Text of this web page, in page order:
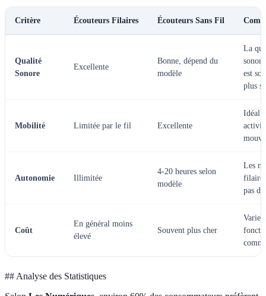
Critère Écouteurs Filaires Écouteurs Sans Fil
Qualité
Sonore
Excellente
Bonne, dépend du
modèle
La
est
plus
Mobilité Limitée par le fil Excellente
Idéal
Autonomie Illimitée
4-20 heures selon
modèle
Les
pas
Coût
En général moins
élevé
Souvent plus cher
Varie
## Analyse des Statistiques